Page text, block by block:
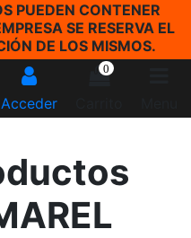
PUEDEN CONTENER
SE RESERVA EL
DE LOS MISMOS.
Acceder
0